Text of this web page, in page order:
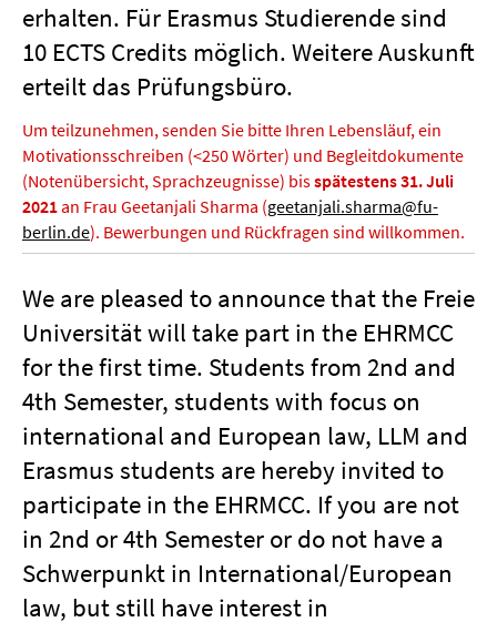
erhalten. Für Erasmus Studierende sind
10 ECTS Credits möglich. Weitere Auskunft
erteilt das Prüfungsbüro.
Um teilzunehmen, senden Sie bitte Ihren Lebensläuf, ein
Motivationsschreiben (<250 Wörter) und Begleitdokumente
(Notenübersicht, Sprachzeugnisse) bisspätestens 31. Juli
2021an Frau Geetanjali Sharma (geetanjali.sharma@fu-
berlin.de). Bewerbungen und Rückfragen sind willkommen.
We are pleased to announce that the Freie
Universität will take part in the EHRMCC
for the first time. Students from 2nd and
4th Semester, students with focus on
international and European law, LLM and
Erasmus students are hereby invited to
participate in the EHRMCC. If you are not
in 2nd or 4th Semester or do not have a
Schwerpunkt in International/European
law, but still have interest in